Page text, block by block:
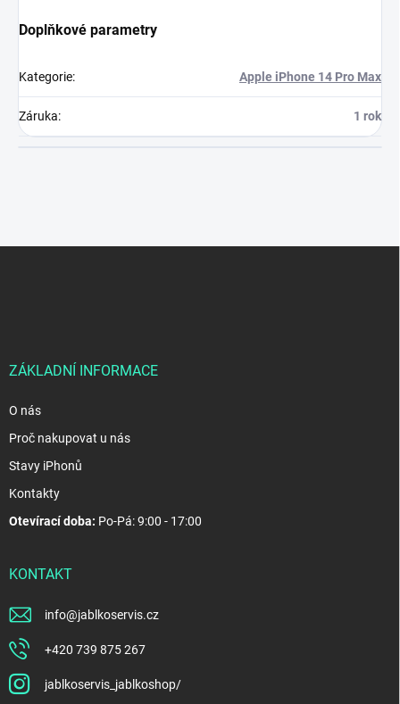
Doplňkové parametry
Kategorie: Apple iPhone 14 Pro Max
Záruka: 1 rok
ZÁKLADNÍ INFORMACE
O nás
Proč nakupovat u nás
Stavy iPhonů
Kontakty
Otevírací doba: Po-Pá: 9:00 - 17:00
KONTAKT
info@jablkoservis.cz
+420 739 875 267
jablkoservis_jablkoshop/